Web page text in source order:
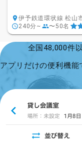
伊予鉄道環状線 松山
240分~
〜50名
全国48,000件
アプリだけの便利機